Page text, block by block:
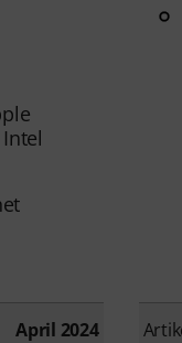
April 2024